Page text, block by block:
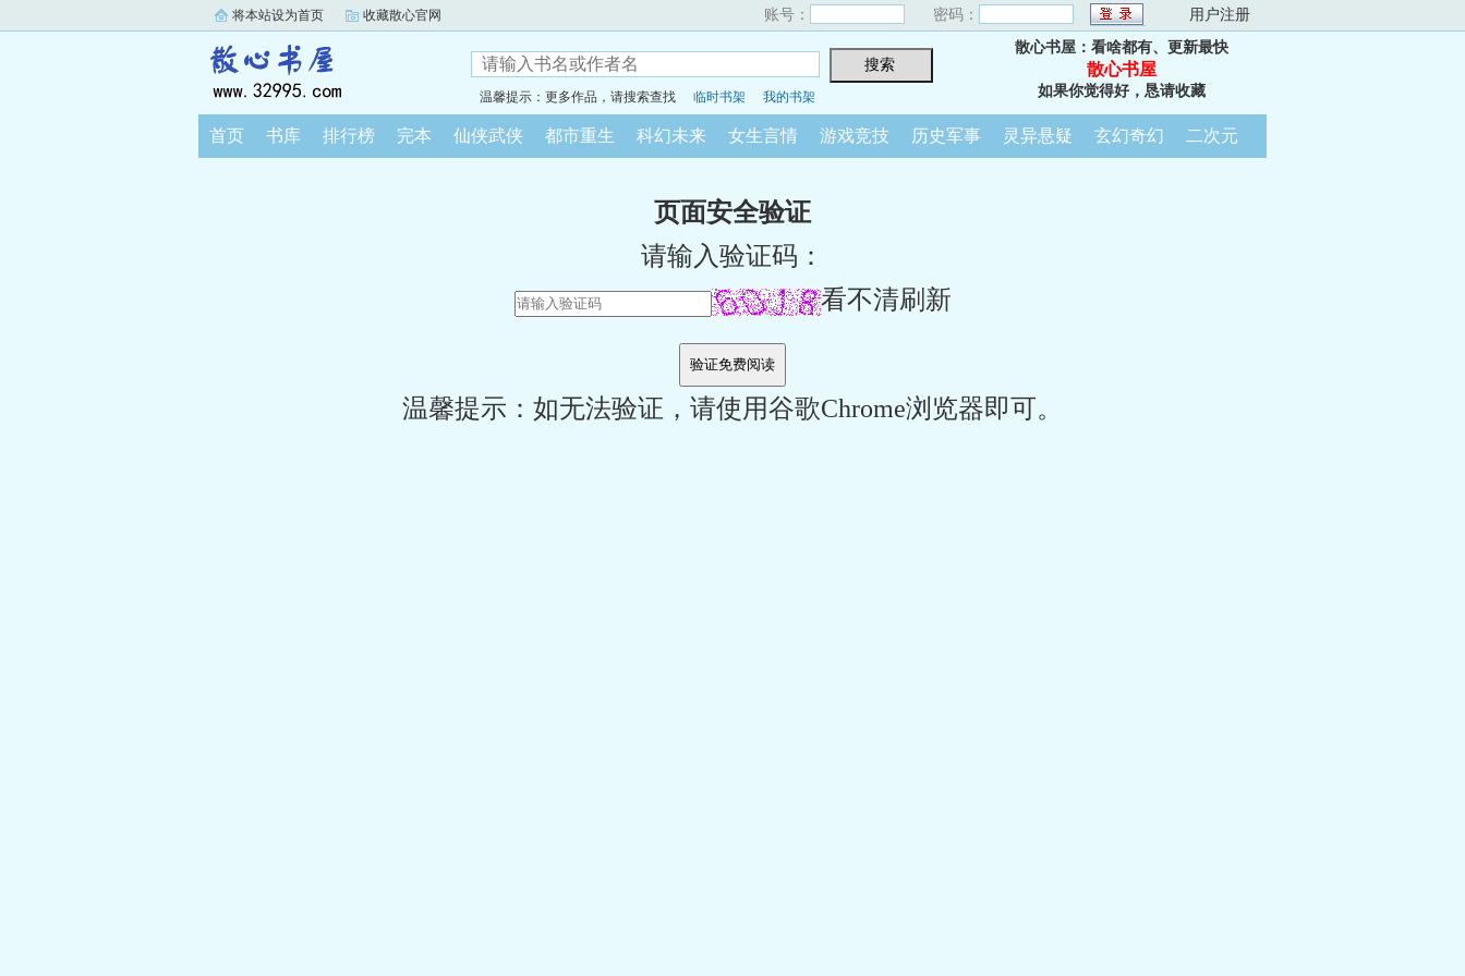
将本站设为首页 收藏散心官网 账号： 密码： 用户注册
温馨提示：更多作品，请搜索查找 临时书架 我的书架
散心书屋：看啥都有、更新最快
散心书屋
如果你觉得好，恳请收藏
首页 书库 排行榜 完本 仙侠武侠 都市重生 科幻未来 女生言情 游戏竞技 历史军事 灵异悬疑 玄幻奇幻 二次元
页面安全验证
请输入验证码：
看不清刷新
温馨提示：如无法验证，请使用谷歌Chrome浏览器即可。